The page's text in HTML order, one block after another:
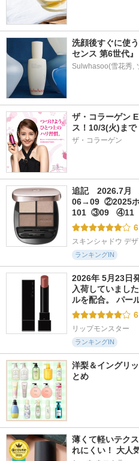
洗顔後すぐに使
センス 第6世代』
ザ・コラーゲン
ス！10/3(火)まで
ザ・コラーゲン
追記　2026.7月
06→09  ②2025ホ
101  ③09   ④11
6
スキンシャドウ デ
ランキングIN
2026年 5月23日
入荷していまし
ルを配合。 パー
6
リップモンスター
ランキングIN
洋梨＆イングリ
とめ
薄くて軽いテク
れにくい！ 大人